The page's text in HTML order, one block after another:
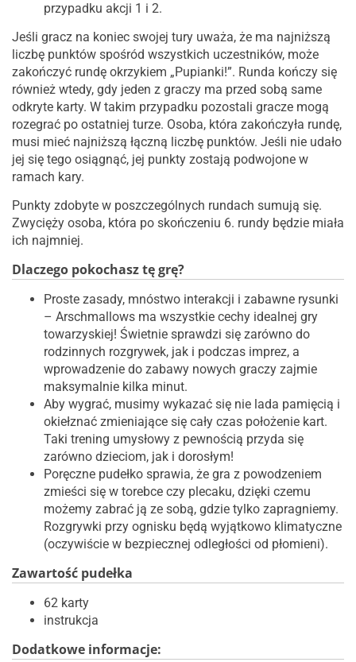
przypadku akcji 1 i 2.
Jeśli gracz na koniec swojej tury uważa, że ma najniższą
liczbę punktów spośród wszystkich uczestników, może
zakończyć rundę okrzykiem „Pupianki!”. Runda kończy się
również wtedy, gdy jeden z graczy ma przed sobą same
odkryte karty. W takim przypadku pozostali gracze mogą
rozegrać po ostatniej turze. Osoba, która zakończyła rundę,
musi mieć najniższą łączną liczbę punktów. Jeśli nie udało
jej się tego osiągnąć, jej punkty zostają podwojone w
ramach kary.
Punkty zdobyte w poszczególnych rundach sumują się.
Zwycięży osoba, która po skończeniu 6. rundy będzie miała
ich najmniej.
Dlaczego pokochasz tę grę?
Proste zasady, mnóstwo interakcji i zabawne rysunki
– Arschmallows ma wszystkie cechy idealnej gry
towarzyskiej! Świetnie sprawdzi się zarówno do
rodzinnych rozgrywek, jak i podczas imprez, a
wprowadzenie do zabawy nowych graczy zajmie
maksymalnie kilka minut.
Aby wygrać, musimy wykazać się nie lada pamięcią i
okiełznać zmieniające się cały czas położenie kart.
Taki trening umysłowy z pewnością przyda się
zarówno dzieciom, jak i dorosłym!
Poręczne pudełko sprawia, że gra z powodzeniem
zmieści się w torebce czy plecaku, dzięki czemu
możemy zabrać ją ze sobą, gdzie tylko zapragniemy.
Rozgrywki przy ognisku będą wyjątkowo klimatyczne
(oczywiście w bezpiecznej odległości od płomieni).
Zawartość pudełka
62 karty
instrukcja
Dodatkowe informacje: